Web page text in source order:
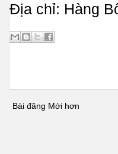
Địa chỉ: Hàng
Bài đăng Mới hơn